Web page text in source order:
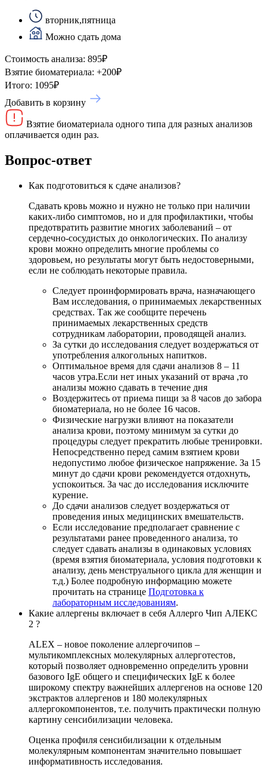
вторник,пятница
Можно сдать дома
Стоимость анализа: 895₽
Взятие биоматериала: +200₽
Итого: 1095₽
Добавить в корзину
Взятие биоматериала одного типа для разных анализов
оплачивается один раз.
Вопрос-ответ
Как подготовиться к сдаче анализов?
Сдавать кровь можно и нужно не только при наличии
каких-либо симптомов, но и для профилактики, чтобы
предотвратить развитие многих заболеваний – от
сердечно-сосудистых до онкологических. По анализу
крови можно определить многие проблемы со
здоровьем, но результаты могут быть недостоверными,
если не соблюдать некоторые правила.
Следует проинформировать врача, назначающего
Вам исследования, о принимаемых лекарственных
средствах. Так же сообщите перечень
принимаемых лекарственных средств
сотрудникам лаборатории, проводящей анализ.
За сутки до исследования следует воздержаться от
употребления алкогольных напитков.
Оптимальное время для сдачи анализов 8 – 11
часов утра.Если нет иных указаний от врача ,то
анализы можно сдавать в течение дня
Воздержитесь от приема пищи за 8 часов до забора
биоматериала, но не более 16 часов.
Физические нагрузки влияют на показатели
анализа крови, поэтому минимум за сутки до
процедуры следует прекратить любые тренировки.
Непосредственно перед самим взятием крови
недопустимо любое физическое напряжение. За 15
минут до сдачи крови рекомендуется отдохнуть,
успокоиться. За час до исследования исключите
курение.
До сдачи анализов следует воздержаться от
проведения иных медицинских вмешательств.
Если исследование предполагает сравнение с
результатами ранее проведенного анализа, то
следует сдавать анализы в одинаковых условиях
(время взятия биоматериала, условия подготовки к
анализу, день менструального цикла для женщин и
т.д.) Более подробную информацию можете
прочитать на странице Подготовка к
лабораторным исследованиям.
Какие аллергены включает в себя Аллерго Чип АЛЕКС
2 ?
ALEX – новое поколение аллергочипов –
мультикомплексных молекулярных аллерготестов,
который позволяет одновременно определить уровни
базового IgE общего и специфических IgE к более
широкому спектру важнейших аллергенов на основе 120
экстрактов аллергенов и 180 молекулярных
аллергокомпонентов, т.е. получить практически полную
картину сенсибилизации человека.
Оценка профиля сенсибилизации к отдельным
молекулярным компонентам значительно повышает
информативность исследования.